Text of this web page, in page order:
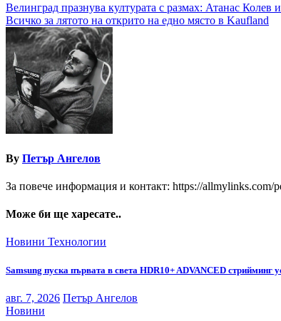
Навигация
Велинград празнува културата с размах: Атанас
Всичко за лятото на открито на едно място в Kaufland
By Петър Ангелов
За повече информация и контакт: https://allmylinks.com/
Може би ще харесате..
Новини Технологии
Samsung пуска първата в света HDR10+ ADVANCED стрийминг
авг. 7, 2026 Петър Ангелов
Новини